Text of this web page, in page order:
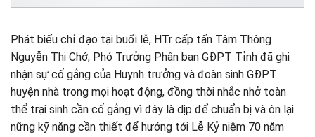
Phát biểu chỉ đạo tại buổi lễ, HTr cấp tấn Tâm Thông
Nguyễn Thị Chớ, Phó Trưởng Phân ban GĐPT Tỉnh đã ghi
nhận sự cố gắng của Huynh trưởng và đoàn sinh GĐPT
huyện nhà trong mọi hoạt động, đồng thời nhắc nhở toàn
thể trại sinh cần cố gắng vì đây là dịp để chuẩn bị và ôn lại
nững kỹ năng cần thiết để hướng tới Lễ Kỷ niệm 70 năm